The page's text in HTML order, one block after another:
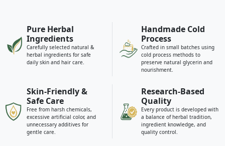
Pure Herbal
Ingredients
Carefully selected natural &
herbal ingredients for safe
daily skin and hair care.
Handmade Cold
Process
Crafted in small batches using
cold process methods to
preserve natural glycerin and
nourishment.
Skin-Friendly &
Safe Care
Free from harsh chemicals,
excessive artificial color, and
unnecessary additives for
gentle care.
Research-Based
Quality
Every product is developed with
a balance of herbal tradition,
ingredient knowledge, and
quality control.